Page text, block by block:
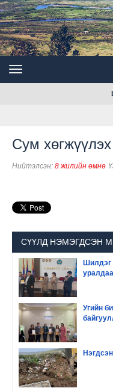
Сум
Нийтэлсэн: 8 жилийн өмнө
СҮҮЛД НЭМЭГДСЭН
Шилдэг
Угийн